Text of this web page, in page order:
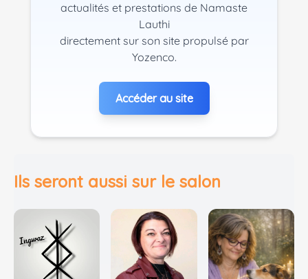
actualités et prestations de Namaste
Lauthi
directement sur son site propulsé par
Yozenco.
Accéder au site
Ils seront aussi sur le salon